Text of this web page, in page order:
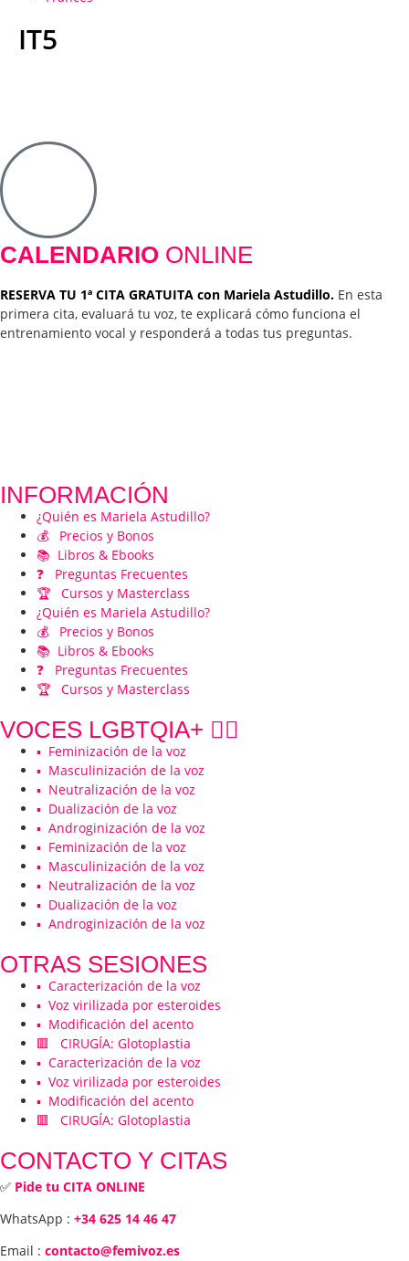
IT5
CALENDARIO ONLINE
RESERVA TU 1ª CITA GRATUITA con Mariela Astudillo. En esta
primera cita, evaluará tu voz, te explicará cómo funciona el
entrenamiento vocal y responderá a todas tus preguntas.
INFORMACIÓN
¿Quién es Mariela Astudillo?
💰 Precios y Bonos
📚 Libros & Ebooks
❓ Preguntas Frecuentes
🏆 Cursos y Masterclass
¿Quién es Mariela Astudillo?
💰 Precios y Bonos
📚 Libros & Ebooks
❓ Preguntas Frecuentes
🏆 Cursos y Masterclass
VOCES LGBTQIA+ 🏳️‍🌈
▪️ Feminización de la voz
▪️ Masculinización de la voz
▪️ Neutralización de la voz
▪️ Dualización de la voz
▪️ Androginización de la voz
▪️ Feminización de la voz
▪️ Masculinización de la voz
▪️ Neutralización de la voz
▪️ Dualización de la voz
▪️ Androginización de la voz
OTRAS SESIONES
▪️ Caracterización de la voz
▪️ Voz virilizada por esteroides
▪️ Modificación del acento
🟥 CIRUGÍA: Glotoplastia
▪️ Caracterización de la voz
▪️ Voz virilizada por esteroides
▪️ Modificación del acento
🟥 CIRUGÍA: Glotoplastia
CONTACTO Y CITAS
✅ Pide tu CITA ONLINE
WhatsApp : +34 625 14 46 47
Email : contacto@femivoz.es